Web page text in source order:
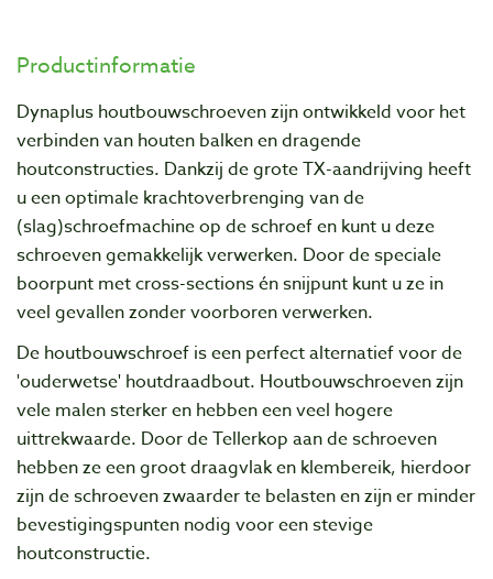
Productinformatie
Dynaplus houtbouwschroeven zijn ontwikkeld voor het
verbinden van houten balken en dragende
houtconstructies. Dankzij de grote TX-aandrijving heeft
u een optimale krachtoverbrenging van de
(slag)schroefmachine op de schroef en kunt u deze
schroeven gemakkelijk verwerken. Door de speciale
boorpunt met cross-sections én snijpunt kunt u ze in
veel gevallen zonder voorboren verwerken.
De houtbouwschroef is een perfect alternatief voor de
'ouderwetse' houtdraadbout. Houtbouwschroeven zijn
vele malen sterker en hebben een veel hogere
uittrekwaarde. Door de Tellerkop aan de schroeven
hebben ze een groot draagvlak en klembereik, hierdoor
zijn de schroeven zwaarder te belasten en zijn er minder
bevestigingspunten nodig voor een stevige
houtconstructie.